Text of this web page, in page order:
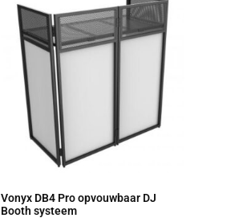
Vonyx DB4 Pro opvouwbaar DJ
Booth systeem